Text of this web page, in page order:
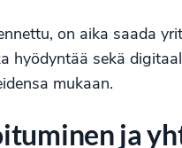
on aika saada
hyödyntää sekä
mukaan.
ja